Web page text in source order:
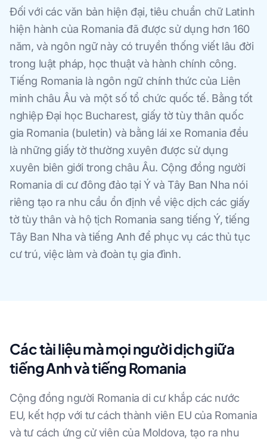
Đối với các văn bản hiện đại, tiêu chuẩn chữ Latinh
hiện hành của Romania đã được sử dụng hơn 160
năm, và ngôn ngữ này có truyền thống viết lâu đời
trong luật pháp, học thuật và hành chính công.
Tiếng Romania là ngôn ngữ chính thức của Liên
minh châu Âu và một số tổ chức quốc tế. Bằng tốt
nghiệp Đại học Bucharest, giấy tờ tùy thân quốc
gia Romania (buletin) và bằng lái xe Romania đều
là những giấy tờ thường xuyên được sử dụng
xuyên biên giới trong châu Âu. Cộng đồng người
Romania di cư đông đảo tại Ý và Tây Ban Nha nói
riêng tạo ra nhu cầu ổn định về việc dịch các giấy
tờ tùy thân và hộ tịch Romania sang tiếng Ý, tiếng
Tây Ban Nha và tiếng Anh để phục vụ các thủ tục
cư trú, việc làm và đoàn tụ gia đình.
Các tài liệu mà mọi người dịch giữa
tiếng Anh và tiếng Romania
Cộng đồng người Romania di cư khắp các nước
EU, kết hợp với tư cách thành viên EU của Romania
và tư cách ứng cử viên của Moldova, tạo ra nhu